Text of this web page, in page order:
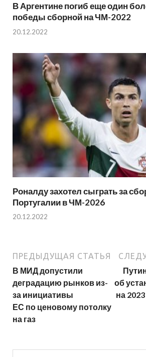
В Аргентине погиб еще один
победы сборной на ЧМ-2022
20.12.2022
Роналду захотел сыграть за
Португалии в ЧМ-2026
20.12.2022
ПРЕДЫДУЩАЯ СТАТЬЯ
В МИД допустили
деградацию рынков из-
за инициативы
ЕС по ценовому потолку
на газ
об
на